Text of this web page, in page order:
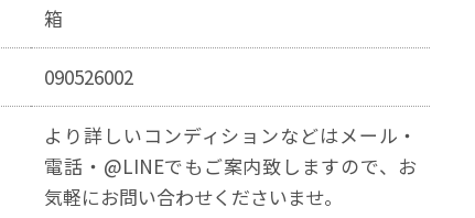
箱
090526002
より詳しいコンディションなどはメール・
電話・@LINEでもご案内致しますので、お
気軽にお問い合わせくださいませ。